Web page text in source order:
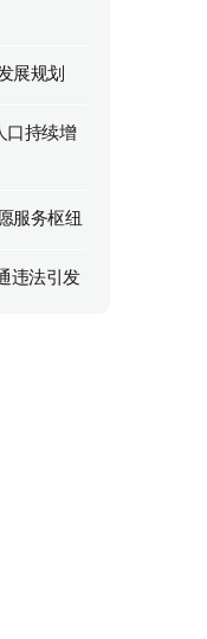
展规划
口持续增
服务枢纽
违法引发